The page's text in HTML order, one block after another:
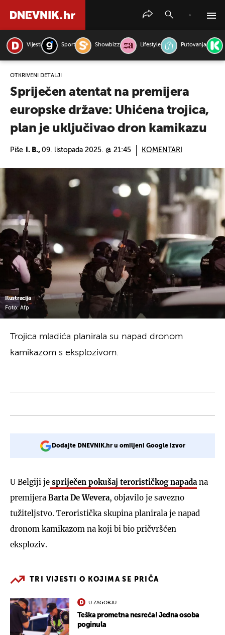
Vijesti Sport Showbizz Lifestyle Putovanja
OTKRIVENI DETALJI
Spriječen atentat na premijera
europske države: Uhićena trojica,
plan je uključivao dron kamikazu
Piše I. B., 09. listopada 2025. @ 21:45 KOMENTARI
Ilustracija
Foto: Afp
Trojica mladića planirala su napad dronom
kamikazom s eksplozivom.
Dodajte DNEVNIK.hr u omiljeni Google izvor
U Belgiji je spriječen pokušaj terorističkog napada na
premijera Barta De Wevera, objavilo je savezno
tužiteljstvo. Teroristička skupina planirala je napad
dronom kamikazom na koji bi bio pričvršćen
eksploziv.
TRI VIJESTI O KOJIMA SE PRIČA
U ZAGORJU
Teška prometna nesreća! Jedna osoba
poginula
PRETRAŽITE VIJESTI